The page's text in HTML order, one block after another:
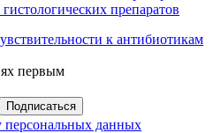
препаратов
первым
персональных данных